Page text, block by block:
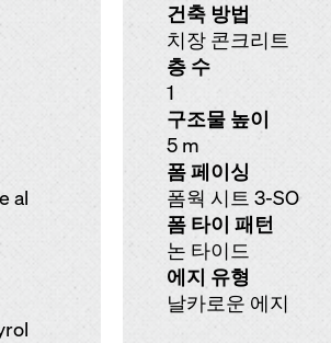
al
건축 방법
치장 콘크리트
층 수
1
구조물 높이
5 m
폼 페이싱
폼웍 시트 3-SO
폼 타이 패턴
논 타이드
에지 유형
날카로운 에지